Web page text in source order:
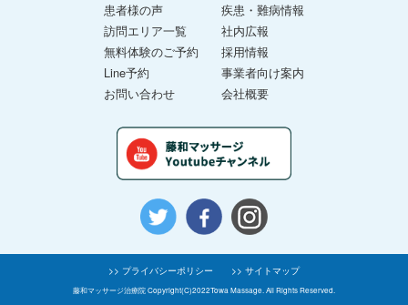
患者様の声
訪問エリア一覧
無料体験のご予約
Line予約
お問い合わせ
疾患・難病情報
社内広報
採用情報
事業者向け案内
会社概要
>> プライバシーポリシー >> サイトマップ
藤和マッサージ治療院 Copyright(C)2022Towa Massage. All Rights Reserved.